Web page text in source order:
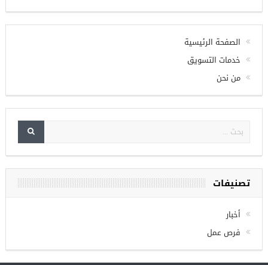
تويتر
Check your twitter API's keys
الصفحة الرئيسية
من نحن
تصنيفات